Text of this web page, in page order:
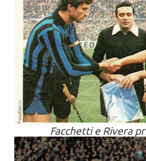
Facchetti e Rivera